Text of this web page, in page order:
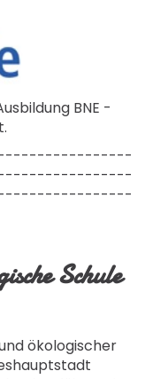
BNE -
Schule
ökologischer